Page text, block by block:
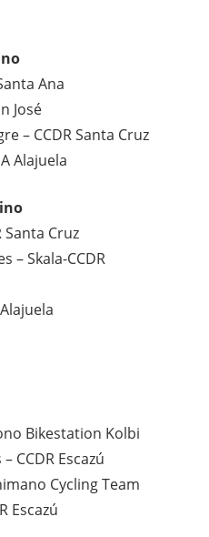
Ana
José
– CCDR Santa Cruz
Alajuela
Santa Cruz
– Skala-CCDR
Bikestation Kolbi
CCDR Escazú
Cycling Team
Escazú